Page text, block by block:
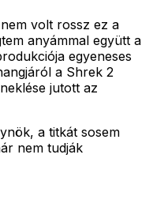
volt rossz ez a
anyámmal együtt a
egyeneses
a Shrek 2
jutott az
a titkát sosem
nem tudják